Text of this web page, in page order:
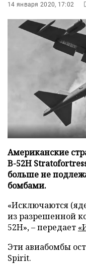
14 января 2020, 17:02
Американские
B-52H
больше не
бомбами.
«Исключаются
из разрешенной
52H», – передает
Эти авиабомбы
Spirit.